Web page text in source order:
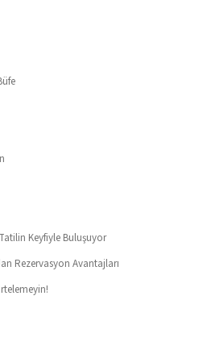
Keyfiyle Buluşuyor
Rezervasyon Avantajları